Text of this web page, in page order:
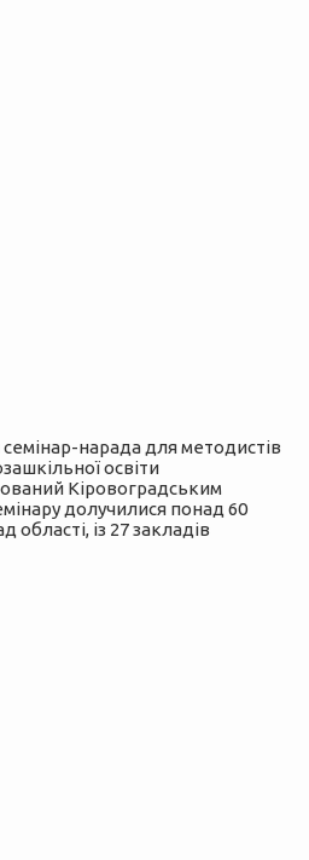
нарада для методистів
освіти
Кіровоградським
долучилися понад 60
області, із 27 закладів